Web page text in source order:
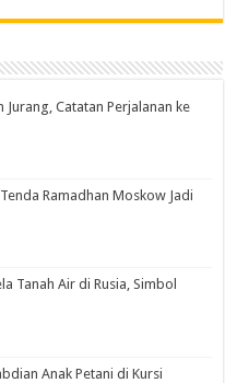
Catatan Perjalanan ke
Ramadhan Moskow Jadi
Tanah Air di Rusia, Simbol
Anak Petani di Kursi